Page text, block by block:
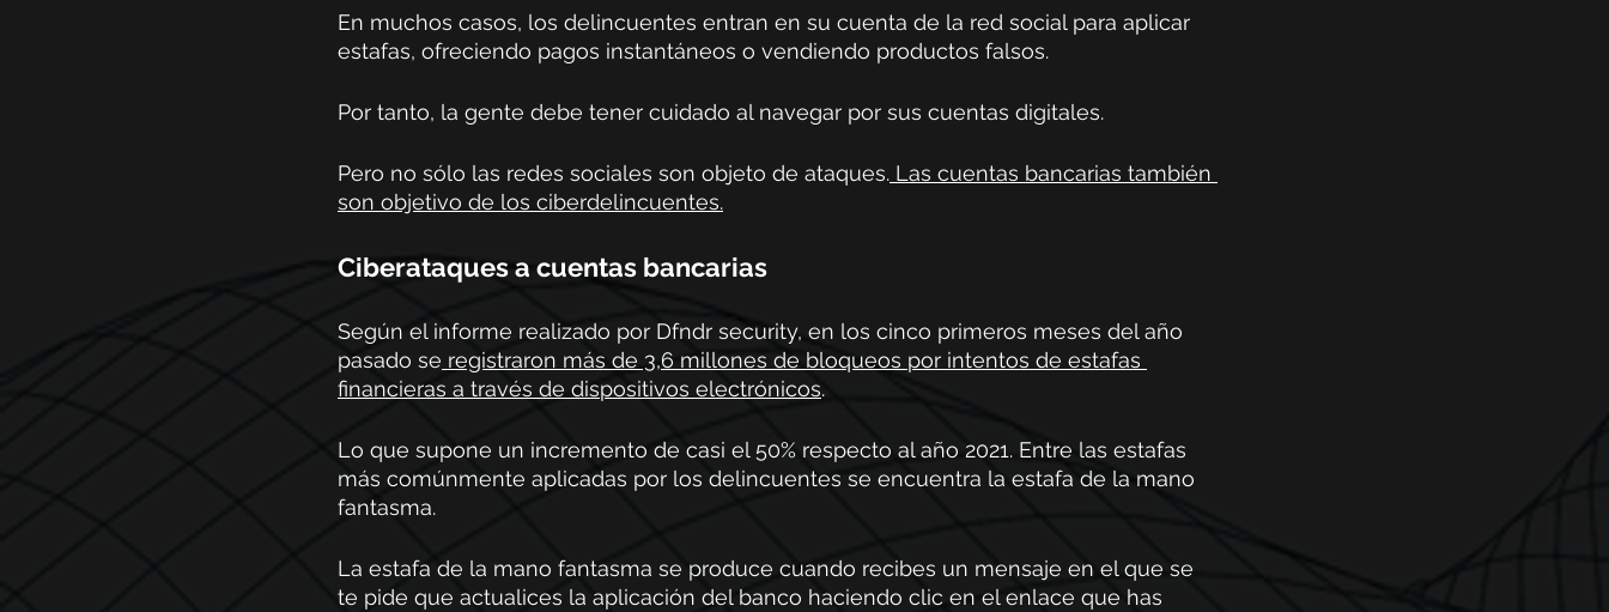
En muchos casos, los delincuentes entran en su cuenta de la red social para aplicar
estafas, ofreciendo pagos instantáneos o vendiendo productos falsos.
Por tanto, la gente debe tener cuidado al navegar por sus cuentas digitales.
Pero no sólo las redes sociales son objeto de ataques. Las cuentas bancarias también
son objetivo de los ciberdelincuentes.
Ciberataques a cuentas bancarias
Según el informe realizado por Dfndr security, en los cinco primeros meses del año
pasado se registraron más de 3,6 millones de bloqueos por intentos de estafas
financieras a través de dispositivos electrónicos.
Lo que supone un incremento de casi el 50% respecto al año 2021. Entre las estafas
más comúnmente aplicadas por los delincuentes se encuentra la estafa de la mano
fantasma.
La estafa de la mano fantasma se produce cuando recibes un mensaje en el que se
te pide que actualices la aplicación del banco haciendo clic en el enlace que has